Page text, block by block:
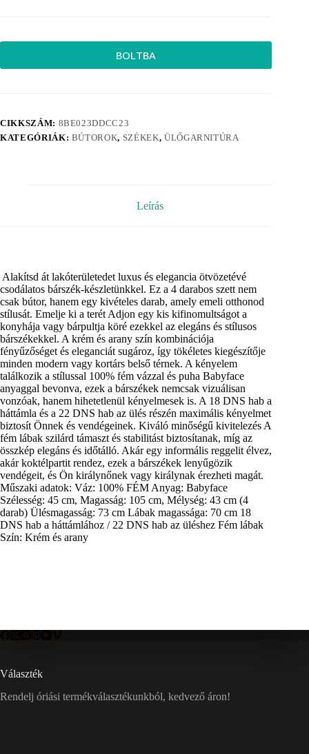
BOLTBA
CIKKSZÁM: 8BE023DDCC23
KATEGÓRIÁK: BÚTOROK, SZÉKEK, ÜLŐGARNITÚRA
Leírás
Alakítsd át lakóterületedet luxus és elegancia ötvözetévé
csodálatos bárszék-készletünkkel. Ez a 4 darabos szett nem
csak bútor, hanem egy kivételes darab, amely emeli otthonod
stílusát. Emelje ki a terét Adjon egy kis kifinomultságot a
konyhája vagy bárpultja köré ezekkel az elegáns és stílusos
bárszékekkel. A krém és arany szín kombinációja
fényűzőséget és eleganciát sugároz, így tökéletes kiegészítője
minden modern vagy kortárs belső térnek. A kényelem
találkozik a stílussal 100% fém vázzal és puha Babyface
anyaggal bevonva, ezek a bárszékek nemcsak vizuálisan
vonzóak, hanem hihetetlenül kényelmesek is. A 18 DNS hab a
háttámla és a 22 DNS hab az ülés részén maximális kényelmet
biztosít Önnek és vendégeinek. Kiváló minőségű kivitelezés A
fém lábak szilárd támaszt és stabilitást biztosítanak, míg az
összkép elegáns és időtálló. Akár egy informális reggelit élvez,
akár koktélpartit rendez, ezek a bárszékek lenyűgözik
vendégeit, és Ön királynőnek vagy királynak érezheti magát.
Műszaki adatok: Váz: 100% FÉM Anyag: Babyface
Szélesség: 45 cm, Magasság: 105 cm, Mélység: 43 cm (4
darab) Ülésmagasság: 73 cm Lábak magassága: 70 cm 18
DNS hab a háttámlához / 22 DNS hab az üléshez Fém lábak
Szín: Krém és arany
Választék
Rendelj óriási termékválasztékunkból, kedvező áron!